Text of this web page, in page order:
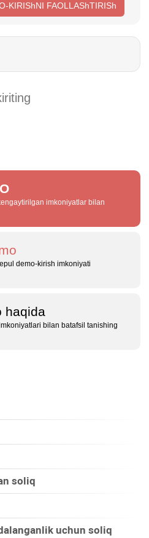
KIRIShNI FAOLLAShTIRISh
imkoniyatlar bilan
demo‑kirish imkoniyati
haqida
bilan batafsil tanishing
soliq
uchun soliq